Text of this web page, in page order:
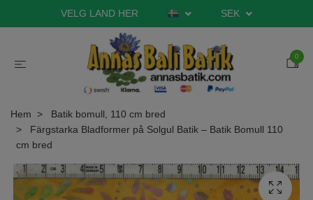
VELG LAND HER SEK
0
Hem
Batik bomull, 110 cm bred
Färgstarka Bladformer på Solgul Batik – Batik Bomull 110
cm bred